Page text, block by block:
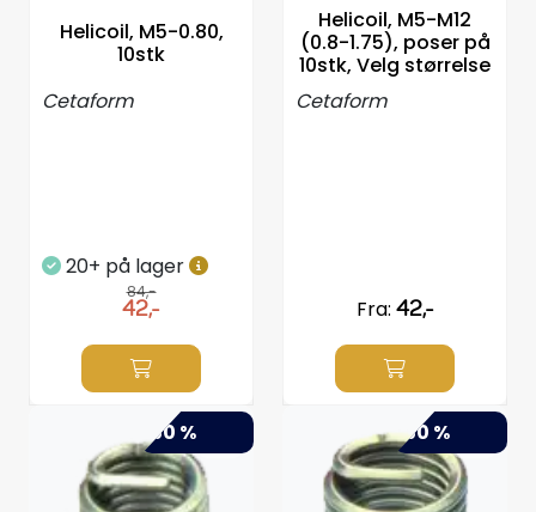
Helicoil, M5-0.80,
10stk
Cetaform
20+ på lager
84,-
42,-
Helicoil, M5-M12
(0.8-1.75), poser på
10stk, Velg størrelse
Cetaform
Fra: 42,-
-50 % -50 %
Outlet